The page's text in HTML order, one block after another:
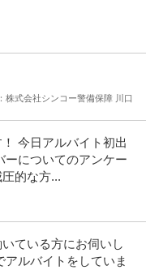
株式会社シンコー警備保障 川口
今日アルバイト初出
ーについてのアンケー
的な方...
ている方にお伺いし
ルバイトをしていま